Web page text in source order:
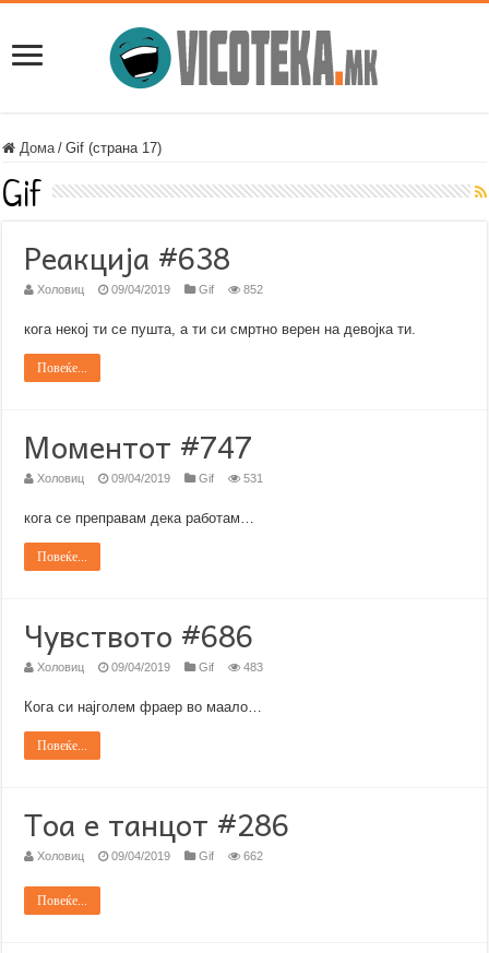
Дома / Gif (страна 17)
Gif
Реакција #638
Холовиц 09/04/2019 Gif 852
кога некој ти се пушта, а ти си смртно верен на девојка ти.
Повеќе...
Моментот #747
Холовиц 09/04/2019 Gif 531
кога се преправам дека работам…
Повеќе...
Чувството #686
Холовиц 09/04/2019 Gif 483
Кога си најголем фраер во маало…
Повеќе...
Тоа е танцот #286
Холовиц 09/04/2019 Gif 662
Повеќе...